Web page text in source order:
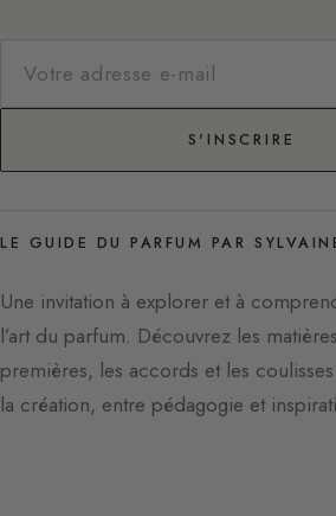
S'INSCRIRE
LE GUIDE DU PARFUM PAR
Une invitation à explorer et à
l’art du parfum. Découvrez les matières
premières, les accords et les
la création, entre pédagogie et